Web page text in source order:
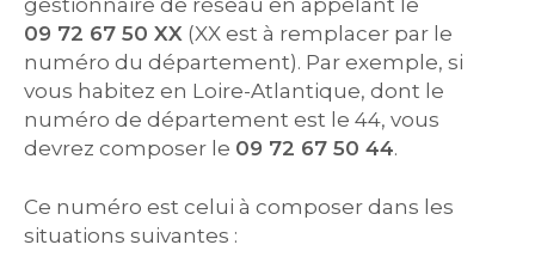
gestionnaire de réseau en appelant le
09 72 67 50 XX (XX est à remplacer par le
numéro du département). Par exemple, si
vous habitez en Loire-Atlantique, dont le
numéro de département est le 44, vous
devrez composer le 09 72 67 50 44.
Ce numéro est celui à composer dans les
situations suivantes :